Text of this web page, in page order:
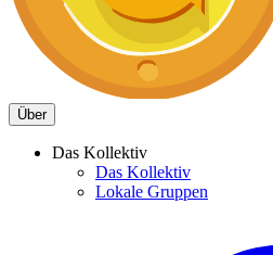
Über
Das Kollektiv
Das Kollektiv
Lokale Gruppen